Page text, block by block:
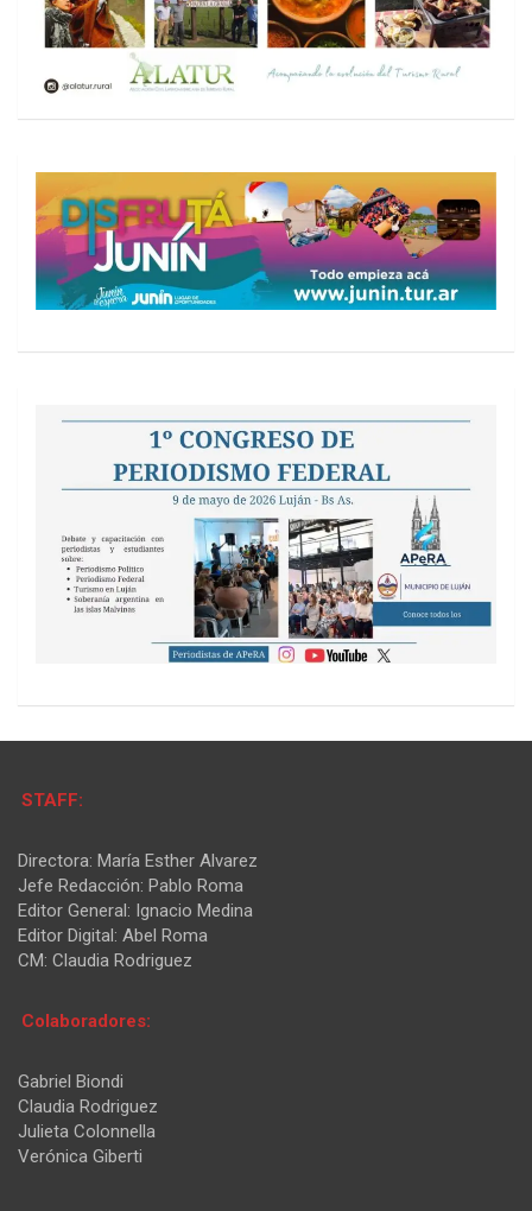
STAFF:
Directora: María Esther Alvarez
Jefe Redacción: Pablo Roma
Editor General: Ignacio Medina
Editor Digital: Abel Roma
CM: Claudia Rodriguez
Colaboradores:
Gabriel Biondi
Claudia Rodriguez
Julieta Colonnella
Verónica Giberti